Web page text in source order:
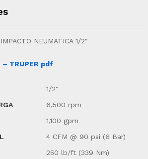
NEUMATICA 1/2″
– TRUPER pdf
1/2″
6,500 rpm
1,100 gpm
4 CFM @ 90 psi (6 Bar)
250 lb/ft (339 Nm)